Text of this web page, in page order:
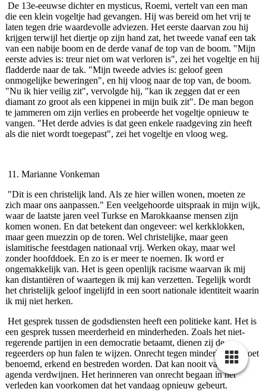
De 13e‑eeuwse dichter en mysticus, Roemi, vertelt van een man
die een klein vogeltje had gevangen. Hij was bereid om het vrij te
laten tegen drie waardevolle adviezen. Het eerste daarvan zou hij
krijgen terwijl het diertje op zijn hand zat, het tweede vanaf een tak
van een nabije boom en de derde vanaf de top van de boom. "Mijn
eerste advies is: treur niet om wat verloren is", zei het vogeltje en hij
fladderde naar de tak. "Mijn tweede advies is: geloof geen
onmogelijke beweringen", en hij vloog naar de top van, de boom.
"Nu ik hier veilig zit", vervolgde hij, "kan ik zeggen dat er een
diamant zo groot als een kippenei in mijn buik zit". De man begon
te jammeren om zijn verlies en probeerde het vogeltje opnieuw te
vangen. "Het derde advies is dat geen enkele raadgeving zin heeft
als die niet wordt toegepast", zei het vogeltje en vloog weg.
11. Marianne Vonkeman
"Dit is een christelijk land. Als ze hier willen wonen, moeten ze
zich maar ons aanpassen." Een veelgehoorde uitspraak in mijn wijk,
waar de laatste jaren veel Turkse en Marokkaanse mensen zijn
komen wonen. En dat betekent dan ongeveer: wel kerkklokken,
maar geen muezzin op de toren. Wel christelijke, maar geen
islamitische feestdagen nationaal vrij. Werken okay, maar wel
zonder hoofddoek. En zo is er meer te noemen. Ik word er
ongemakkelijk van. Het is geen openlijk racisme waarvan ik mij
kan distantiëren of waartegen ik mij kan verzet­ten. Tegelijk wordt
het christelijk geloof ingelijfd in een soort nationale identiteit waarin
ik mij niet herken.
Het gesprek tussen de godsdiensten heeft een politieke kant. Het is
een gesprek tussen meerderheid en minderhe­den. Zoals het niet-
regerende partijen in een democra­tie betaamt, dienen zij de
regeerders op hun falen te wijzen. Onrecht tegen minderheden moet
benoemd, erkend en bestreden worden. Dat kan nooit van de
agenda ver­dwijnen. Het herinneren van onrecht begaan in het
verleden kan voorkomen dat het vandaag opnieuw gebeurt.